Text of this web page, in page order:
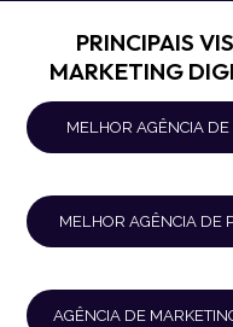
PRINCIPAIS
MARKETING
MELHOR AGÊNCIA
MELHOR AGÊNCIA DE
AGÊNCIA DE